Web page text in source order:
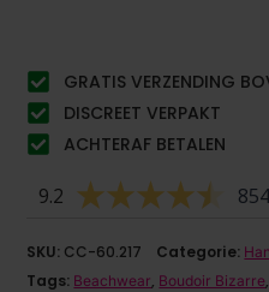
GRATIS VERZENDING
DISCREET VERPAKT
ACHTERAF BETALEN
9.2
SKU: CC-60.217 Categorie:
Tags: Beachwear, Boudoir Bizarre,